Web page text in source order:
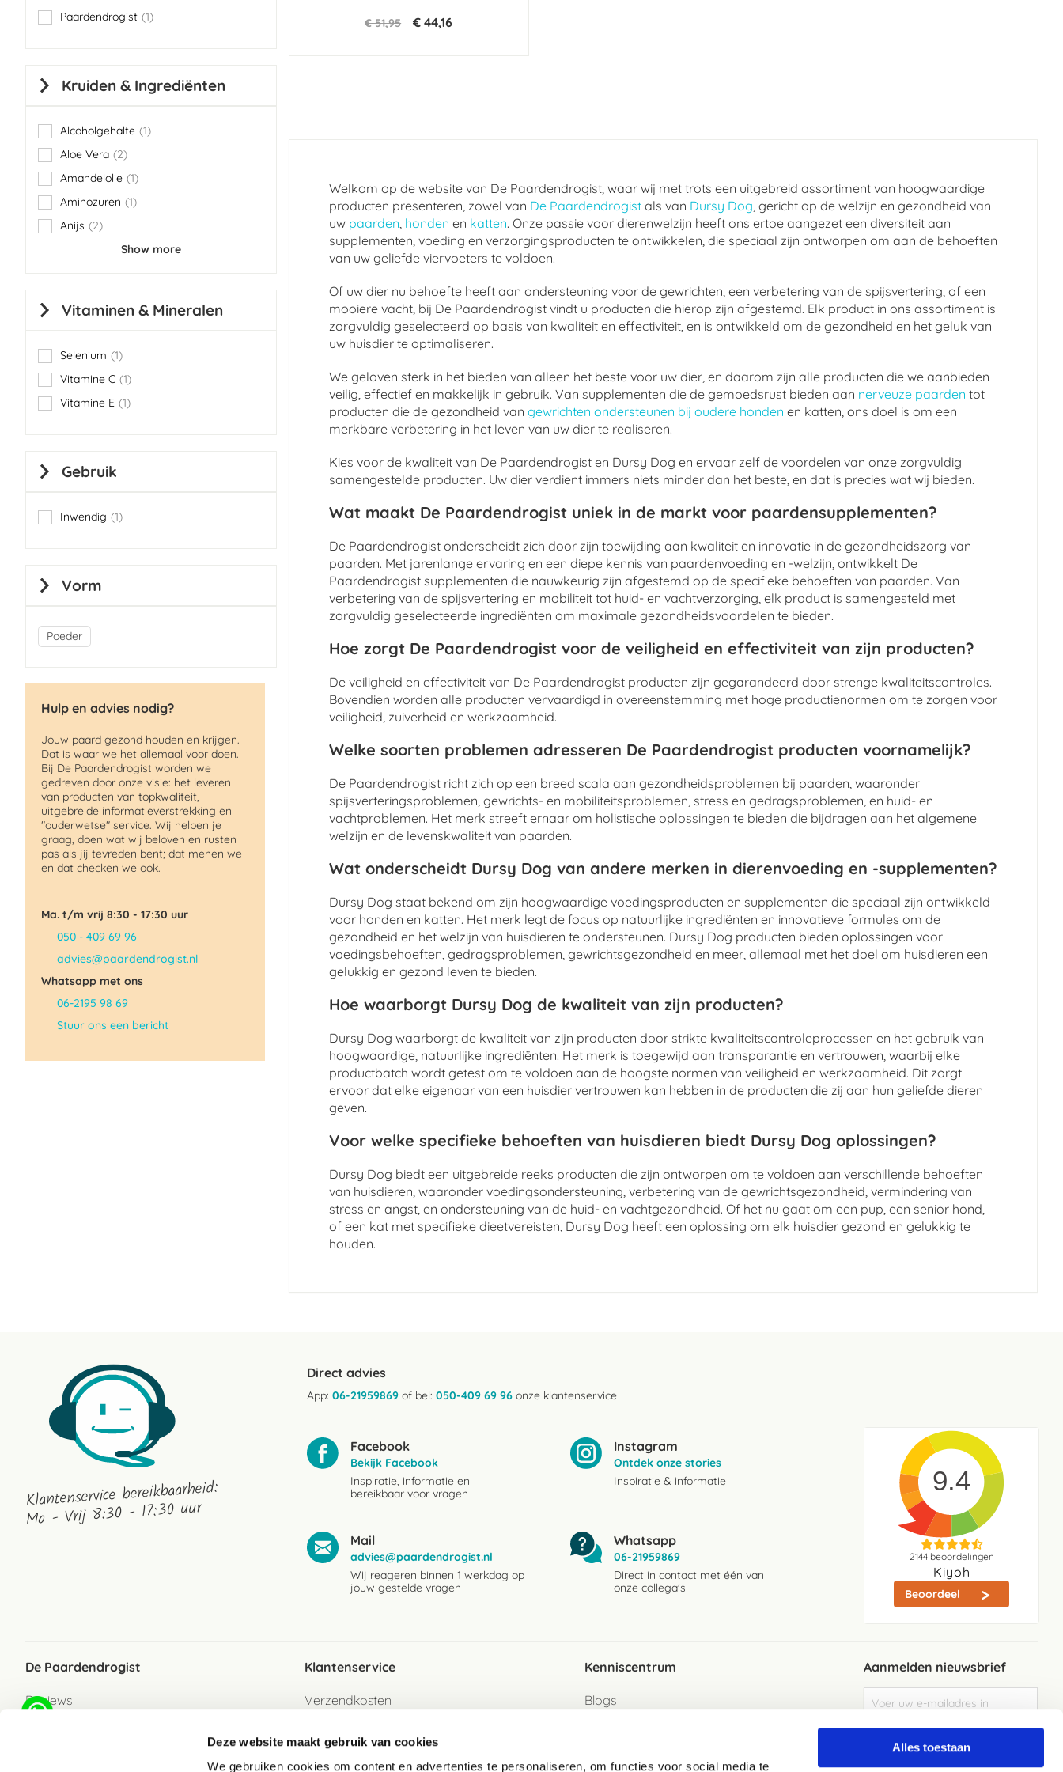
Deze website maakt gebruik van cookies
We gebruiken cookies om content en advertenties te personaliseren, om functies voor social media te
Alles toestaan
€ 51,95 € 44,16
Welkom op de website van De Paardendrogist, waar wij met trots een uitgebreid assortiment van hoogwaardige
producten presenteren, zowel van De Paardendrogistals van Dursy Dog, gericht op de welzijn en gezondheid van
uw paarden, honden en katten. Onze passie voor dierenwelzijn heeft ons ertoe aangezet een diversiteit aan
supplementen, voeding en verzorgingsproducten te ontwikkelen, die speciaal zijn ontworpen om aan de behoeften
van uw geliefde viervoeters te voldoen.
Of uw dier nu behoefte heeft aan ondersteuning voor de gewrichten, een verbetering van de spijsvertering, of een
mooiere vacht, bij De Paardendrogist vindt u producten die hierop zijn afgestemd. Elk product in ons assortiment is
zorgvuldig geselecteerd op basis van kwaliteit en effectiviteit, en is ontwikkeld om de gezondheid en het geluk van
uw huisdier te optimaliseren.
We geloven sterk in het bieden van alleen het beste voor uw dier, en daarom zijn alle producten die we aanbieden
veilig, effectief en makkelijk in gebruik. Van supplementen die de gemoedsrust bieden aan nerveuze paarden tot
producten die de gezondheid van gewrichten ondersteunen bij oudere honden en katten, ons doel is om een
merkbare verbetering in het leven van uw dier te realiseren.
Kies voor de kwaliteit van De Paardendrogist en Dursy Dog en ervaar zelf de voordelen van onze zorgvuldig
samengestelde producten. Uw dier verdient immers niets minder dan het beste, en dat is precies wat wij bieden.
Wat maakt De Paardendrogist uniek in de markt voor paardensupplementen?
De Paardendrogist onderscheidt zich door zijn toewijding aan kwaliteit en innovatie in de gezondheidszorg van
paarden. Met jarenlange ervaring en een diepe kennis van paardenvoeding en -welzijn, ontwikkelt De
Paardendrogist supplementen die nauwkeurig zijn afgestemd op de specifieke behoeften van paarden. Van
verbetering van de spijsvertering en mobiliteit tot huid- en vachtverzorging, elk product is samengesteld met
zorgvuldig geselecteerde ingrediënten om maximale gezondheidsvoordelen te bieden.
Hoe zorgt De Paardendrogist voor de veiligheid en effectiviteit van zijn producten?
De veiligheid en effectiviteit van De Paardendrogist producten zijn gegarandeerd door strenge kwaliteitscontroles.
Bovendien worden alle producten vervaardigd in overeenstemming met hoge productienormen om te zorgen voor
veiligheid, zuiverheid en werkzaamheid.
Welke soorten problemen adresseren De Paardendrogist producten voornamelijk?
De Paardendrogist richt zich op een breed scala aan gezondheidsproblemen bij paarden, waaronder
spijsverteringsproblemen, gewrichts- en mobiliteitsproblemen, stress en gedragsproblemen, en huid- en
vachtproblemen. Het merk streeft ernaar om holistische oplossingen te bieden die bijdragen aan het algemene
welzijn en de levenskwaliteit van paarden.
Wat onderscheidt Dursy Dog van andere merken in dierenvoeding en -supplementen?
Dursy Dog staat bekend om zijn hoogwaardige voedingsproducten en supplementen die speciaal zijn ontwikkeld
voor honden en katten. Het merk legt de focus op natuurlijke ingrediënten en innovatieve formules om de
gezondheid en het welzijn van huisdieren te ondersteunen. Dursy Dog producten bieden oplossingen voor
voedingsbehoeften, gedragsproblemen, gewrichtsgezondheid en meer, allemaal met het doel om huisdieren een
gelukkig en gezond leven te bieden.
Hoe waarborgt Dursy Dog de kwaliteit van zijn producten?
Dursy Dog waarborgt de kwaliteit van zijn producten door strikte kwaliteitscontroleprocessen en het gebruik van
hoogwaardige, natuurlijke ingrediënten. Het merk is toegewijd aan transparantie en vertrouwen, waarbij elke
productbatch wordt getest om te voldoen aan de hoogste normen van veiligheid en werkzaamheid. Dit zorgt
ervoor dat elke eigenaar van een huisdier vertrouwen kan hebben in de producten die zij aan hun geliefde dieren
geven.
Voor welke specifieke behoeften van huisdieren biedt Dursy Dog oplossingen?
Dursy Dog biedt een uitgebreide reeks producten die zijn ontworpen om te voldoen aan verschillende behoeften
van huisdieren, waaronder voedingsondersteuning, verbetering van de gewrichtsgezondheid, vermindering van
stress en angst, en ondersteuning van de huid- en vachtgezondheid. Of het nu gaat om een pup, een senior hond,
of een kat met specifieke dieetvereisten, Dursy Dog heeft een oplossing om elk huisdier gezond en gelukkig te
houden.
Paardendrogist 1
item
Kruiden & Ingrediënten
Alcoholgehalte 1
item
Aloe Vera
2
items
Amandelolie 1
item
Aminozuren
1
item
Anijs
2
items
Show more
Vitaminen & Mineralen
Selenium 1
item
Vitamine C 1
item
Vitamine E 1
item
Gebruik
Inwendig 1
item
Vorm
Poeder
Hulp en advies nodig?
Jouw paard gezond houden en krijgen.
Dat is waar we het allemaal voor doen.
Bij De Paardendrogist worden we
gedreven door onze visie: het leveren
van producten van topkwaliteit,
uitgebreide informatieverstrekking en
"ouderwetse" service. Wij helpen je
graag, doen wat wij beloven en rusten
pas als jij tevreden bent; dat menen we
en dat checken we ook.
Ma. t/m vrij 8:30 - 17:30 uur
050 - 409 69 96
advies@paardendrogist.nl
Whatsapp met ons
06-2195 98 69
Stuur ons een bericht
Klantenservice bereikbaarheid:
Ma - Vrij 8:30 - 17:30 uur
Direct advies
App: 06-21959869 of bel: 050-409 69 96 onze klantenservice
Facebook
Bekijk Facebook
Inspiratie, informatie en
bereikbaar voor vragen
Instagram
Ontdek onze stories
Inspiratie & informatie
Mail
advies@paardendrogist.nl
Wij reageren binnen 1 werkdag op
jouw gestelde vragen
Whatsapp
06-21959869
Direct in contact met één van
onze collega's
9.4
2144beoordelingen
Kiyoh
Beoordeel
De Paardendrogist
Reviews
Klantenservice
Verzendkosten
Betaalwijzen
Kenniscentrum
Blogs
Aanmelden nieuwsbrief
u
op